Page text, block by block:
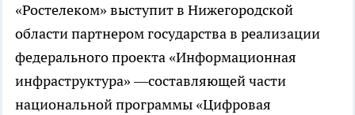
«Ростелеком» выступит в Нижегородской
области партнером государства в реализации
федерального проекта «Информационная
инфраструктура» —составляющей части
национальной программы «Цифровая